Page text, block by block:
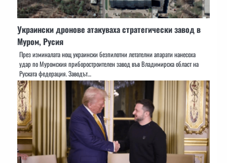
Украински дронове атакуваха стратегически завод в
Муром, Русия
През изминалата нощ украински безпилотни летателни апарати нанесоха
удар по Муромския приборостроителен завод във Владимирска област на
Руската федерация. Заводът…